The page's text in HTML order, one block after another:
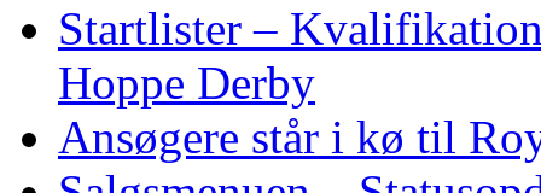
Startlister –
Hoppe Derby
Ansøgere står i kø til